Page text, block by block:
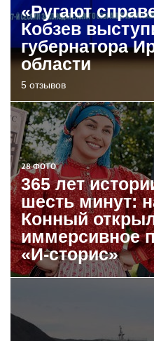
«Ругают
Кобзев
губернатора
области
5 отзывов
28 ФОТО
365 лет
шесть минут:
Конный
иммерсивное
«И-сторис»